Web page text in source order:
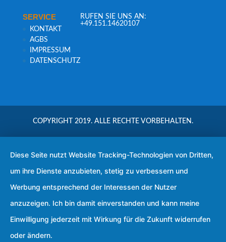
SER­VICE
KON­TAKT
AGBS
IMPRES­SUM
DATEN­SCHUTZ
RUFEN SIE UNS AN:
+49.151.14620107
COPYRIGHT 2019. ALLE RECHTE VORBEHALTEN.
Diese Seite nutzt Website Tracking-Technologien von Dritten,
um ihre Dienste anzubieten, stetig zu verbessern und
Werbung entsprechend der Interessen der Nutzer
anzuzeigen. Ich bin damit einverstanden und kann meine
Einwilligung jederzeit mit Wirkung für die Zukunft widerrufen
oder ändern.